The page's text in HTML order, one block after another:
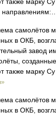
самолётов
в ОКБ,
завод
созданные
также марку
самолётов
в ОКБ,